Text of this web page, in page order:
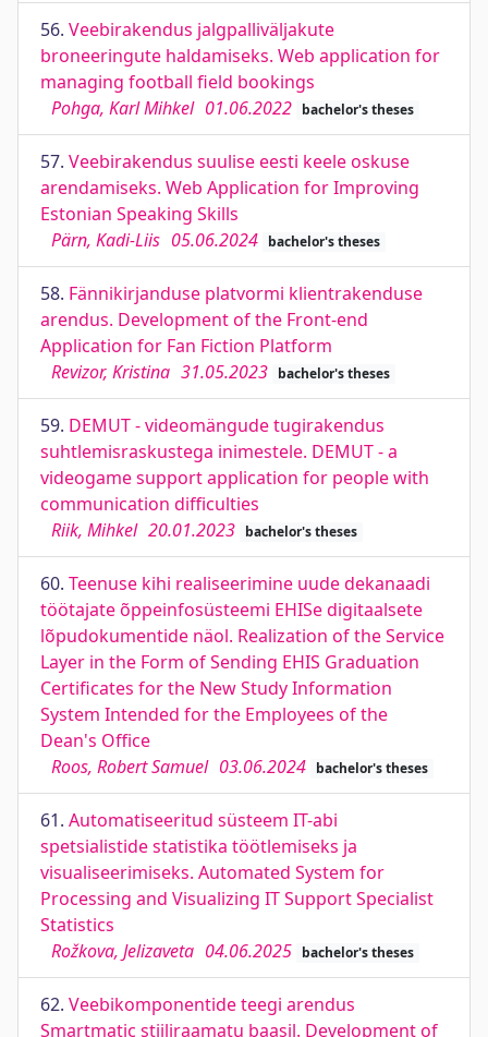
56. Veebirakendus jalgpalliväljakute
broneeringute haldamiseks. Web application for
managing football field bookings
Pohga, Karl Mihkel 01.06.2022 bachelor's theses
57. Veebirakendus suulise eesti keele oskuse
arendamiseks. Web Application for Improving
Estonian Speaking Skills
Pärn, Kadi-Liis 05.06.2024 bachelor's theses
58. Fännikirjanduse platvormi klientrakenduse
arendus. Development of the Front-end
Application for Fan Fiction Platform
Revizor, Kristina 31.05.2023 bachelor's theses
59. DEMUT - videomängude tugirakendus
suhtlemisraskustega inimestele. DEMUT - a
videogame support application for people with
communication difficulties
Riik, Mihkel 20.01.2023 bachelor's theses
60. Teenuse kihi realiseerimine uude dekanaadi
töötajate õppeinfosüsteemi EHISe digitaalsete
lõpudokumentide näol. Realization of the Service
Layer in the Form of Sending EHIS Graduation
Certificates for the New Study Information
System Intended for the Employees of the
Dean's Office
Roos, Robert Samuel 03.06.2024 bachelor's theses
61. Automatiseeritud süsteem IT-abi
spetsialistide statistika töötlemiseks ja
visualiseerimiseks. Automated System for
Processing and Visualizing IT Support Specialist
Statistics
Rožkova, Jelizaveta 04.06.2025 bachelor's theses
62. Veebikomponentide teegi arendus
Smartmatic stiiliraamatu baasil. Development of